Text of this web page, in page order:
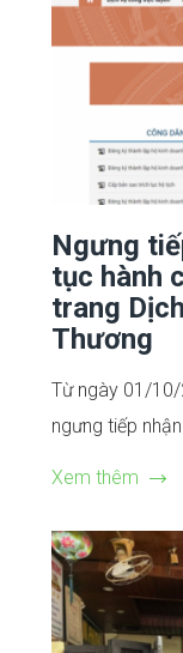
Ngưng
tục hành
trang
Thương
Từ ngày 01/10/
ngưng tiếp
Xem thêm